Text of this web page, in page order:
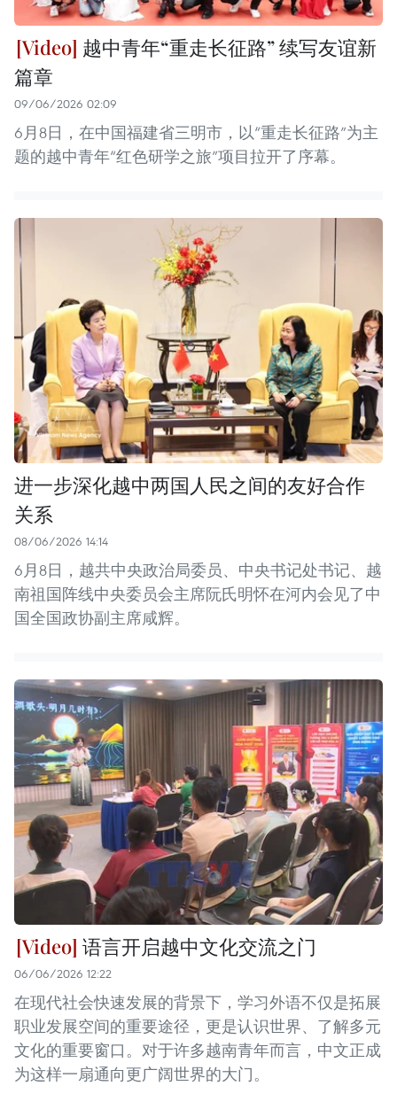
越中青年“重走长征路” 续写友谊新
篇章
09/06/2026 02:09
6月8日，在中国福建省三明市，以“重走长征路”为主
题的越中青年“红色研学之旅”项目拉开了序幕。
进一步深化越中两国人民之间的友好合作
关系
08/06/2026 14:14
6月8日，越共中央政治局委员、中央书记处书记、越
南祖国阵线中央委员会主席阮氏明怀在河内会见了中
国全国政协副主席咸辉。
语言开启越中文化交流之门
06/06/2026 12:22
在现代社会快速发展的背景下，学习外语不仅是拓展
职业发展空间的重要途径，更是认识世界、了解多元
文化的重要窗口。对于许多越南青年而言，中文正成
为这样一扇通向更广阔世界的大门。